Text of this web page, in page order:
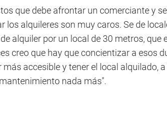
que debe afrontar un comerciante y
los alquileres son muy caros. Se de
alquiler por un local de 30 metros, que
creo que hay que concientizar a esos
más accesible y tener el local alquilado,
nada más".